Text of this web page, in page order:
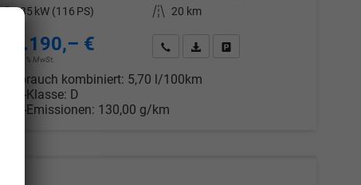
Leistung 85 kW (116 PS) Kilometerstand 20 km
24.190,– €
incl. 19% MwSt.
Wir rufen Sie anPDF-Datei, Fahrzeugexposé drucken
Drucken, parken oder
Verbrauch kombiniert: 5,70 l/100km
-Klasse: D
-Emissionen: 130,00 g/km